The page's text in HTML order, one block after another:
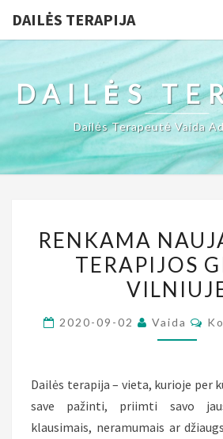
DAILĖS TERAPIJA
DAILĖS
Dailės Terapeutė Vaida
NAUJA
DAILĖS
RENKAMA
TERAPIJOS
2020-09-02 Vaida
Dailės terapija – vieta, kurioje per
save pažinti, priimti savo
klausimais, neramumais ar